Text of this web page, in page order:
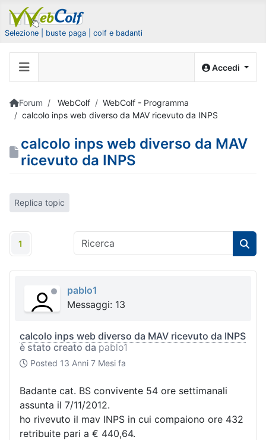
Selezione | buste paga | colf e badanti
Accedi
Forum WebColf
WebColf - Programma
calcolo inps web diverso da MAV ricevuto da INPS
calcolo inps web diverso da MAV
ricevuto da INPS
Replica topic
1
pablo1
Messaggi: 13
calcolo inps web diverso da MAV ricevuto da INPS
è stato creato da pablo1
Posted 13 Anni 7 Mesi fa
Badante cat. BS convivente 54 ore settimanali
assunta il 7/11/2012.
ho rivevuto il mav INPS in cui compaiono ore 432
retribuite pari a € 440,64.